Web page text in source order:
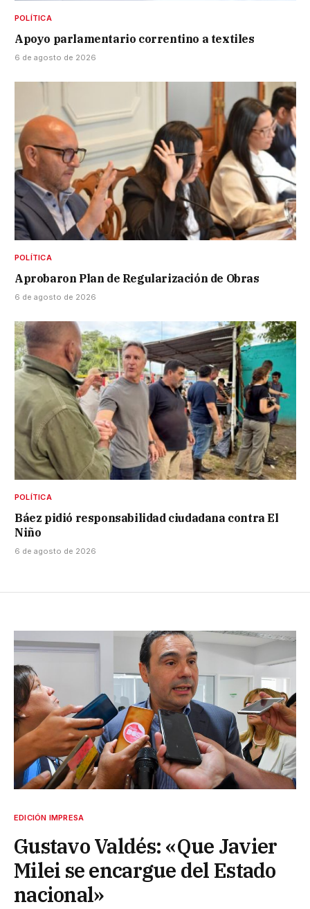
POLÍTICA
Apoyo parlamentario correntino a textiles
6 de agosto de 2026
POLÍTICA
Aprobaron Plan de Regularización de Obras
6 de agosto de 2026
POLÍTICA
Báez pidió responsabilidad ciudadana contra El
Niño
6 de agosto de 2026
EDICIÓN IMPRESA
Gustavo Valdés: «Que Javier
Milei se encargue del Estado
nacional»